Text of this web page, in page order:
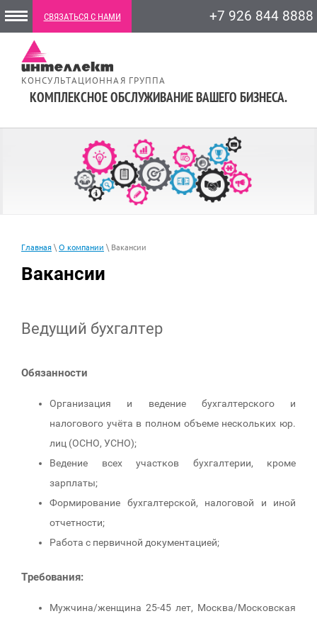
СВЯЗАТЬСЯ С НАМИ +7 926 844 8888
КОНСУЛЬТАЦИОННАЯ ГРУППА
КОМПЛЕКСНОЕ ОБСЛУЖИВАНИЕ ВАШЕГО БИЗНЕСА.
Главная \ О компании \ Вакансии
Вакансии
Ведущий бухгалтер
Обязанности
Организация и ведение бухгалтерского и
налогового учёта в полном объеме нескольких юр.
лиц (ОСНО, УСНО);
Ведение всех участков бухгалтерии, кроме
зарплаты;
Формирование бухгалтерской, налоговой и иной
отчетности;
Работа с первичной документацией;
Требования:
Мужчина/женщина 25-45 лет, Москва/Московская